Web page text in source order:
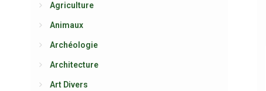
Agriculture
Animaux
Archéologie
Architecture
Art Divers